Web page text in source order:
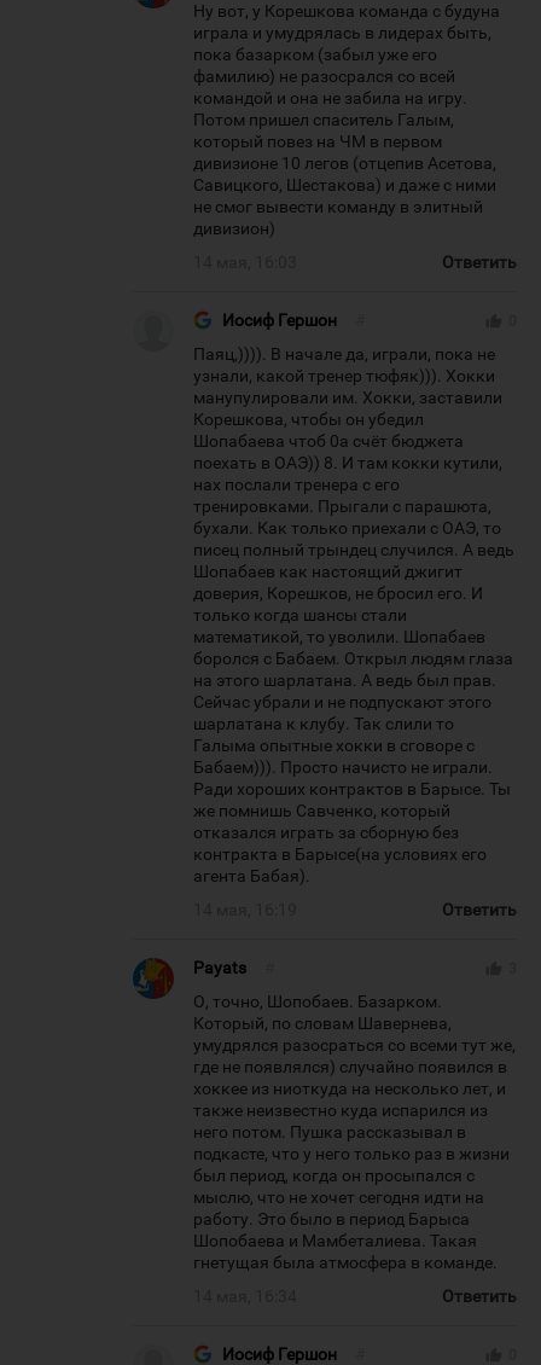
Ну вот, у Корешкова команда с будуна
играла и умудрялась в лидерах быть,
пока базарком (забыл уже его
фамилию) не разосрался со всей
командой и она не забила на игру.
Потом пришел спаситель Галым,
который повез на ЧМ в первом
дивизионе 10 легов (отцепив Асетова,
Савицкого, Шестакова) и даже с ними
не смог вывести команду в элитный
дивизион)
Ответить
Иосиф Гершон
Паяц,)))). В начале да, играли, пока не
узнали, какой тренер тюфяк))). Хокки
манупулировали им. Хокки, заставили
Корешкова, чтобы он убедил
Шопабаева чтоб 0а счёт бюджета
поехать в ОАЭ)) 8. И там кокки кутили,
нах послали тренера с его
тренировками. Прыгали с парашюта,
бухали. Как только приехали с ОАЭ, то
писец полный трындец случился. А ведь
Шопабаев как настоящий джигит
доверия, Корешков, не бросил его. И
только когда шансы стали
математикой, то уволили. Шопабаев
боролся с Бабаем. Открыл людям глаза
на этого шарлатана. А ведь был прав.
Сейчас убрали и не подпускают этого
шарлатана к клубу. Так слили то
Галыма опытные хокки в сговоре с
Бабаем))). Просто начисто не играли.
Ради хороших контрактов в Барысе. Ты
же помнишь Савченко, который
отказался играть за сборную без
контракта в Барысе(на условиях его
агента Бабая).
Ответить
Payats
О, точно, Шопобаев. Базарком.
Который, по словам Шавернева,
умудрялся разосраться со всеми тут же,
где не появлялся) случайно появился в
хоккее из ниоткуда на несколько лет, и
также неизвестно куда испарился из
него потом. Пушка рассказывал в
подкасте, что у него только раз в жизни
был период, когда он просыпался с
мыслю, что не хочет сегодня идти на
работу. Это было в период Барыса
Шопобаева и Мамбеталиева. Такая
гнетущая была атмосфера в команде.
Ответить
Иосиф Гершон